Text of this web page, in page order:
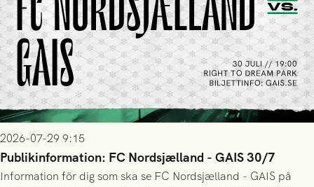
2026-07-29 9:15
Publikinformation: FC Nordsjælland - GAIS 30/7
Information för dig som ska se FC Nordsjælland - GAIS på